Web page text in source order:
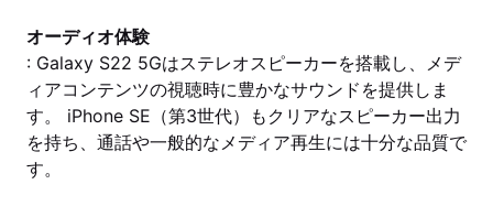
オーディオ体験
: Galaxy S22 5Gはステレオスピーカーを搭載し、メデ
ィアコンテンツの視聴時に豊かなサウンドを提供しま
す。 iPhone SE（第3世代）もクリアなスピーカー出力
を持ち、通話や一般的なメディア再生には十分な品質で
す。